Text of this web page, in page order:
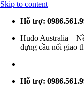
Skip to content
Hỗ trợ:
Hudo Australia –
dựng cầu nối giao
Hỗ trợ: